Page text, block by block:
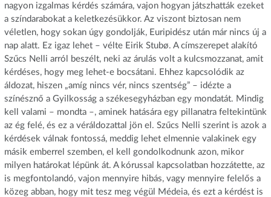
nagyon izgalmas kérdés számára, vajon hogyan játszhatták ezeket
a színdarabokat a keletkezésükkor. Az viszont biztosan nem
véletlen, hogy sokan úgy gondolják, Euripidész után már nincs új a
nap alatt. Ez igaz lehet – vélte Eirik Stubø. A címszerepet alakító
Szűcs Nelli arról beszélt, neki az árulás volt a kulcsmozzanat, amit
kérdéses, hogy meg lehet-e bocsátani. Ehhez kapcsolódik az
áldozat, hiszen „amíg nincs vér, nincs szentség” – idézte a
színésznő a Gyilkosság a székesegyházban egy mondatát. Mindig
kell valami – mondta –, aminek hatására egy pillanatra feltekintünk
az ég felé, és ez a véráldozattal jön el. Szűcs Nelli szerint is azok a
kérdések válnak fontossá, meddig lehet elmennie valakinek egy
másik emberrel szemben, el kell gondolkodnunk azon, mikor
milyen határokat lépünk át. A kórussal kapcsolatban hozzátette, az
is megfontolandó, vajon mennyire hibás, vagy mennyire felelős a
közeg abban, hogy mit tesz meg végül Médeia, és ezt a kérdést is